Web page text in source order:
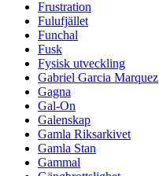
Frustration
Fulufjället
Funchal
Fusk
Fysisk utveckling
Gabriel Garcia Marquez
Gagna
Gal-On
Galenskap
Gamla Riksarkivet
Gamla Stan
Gammal